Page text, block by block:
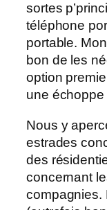
sortes
téléphone
portable.
bon de les
option
une
Nous y
estrades
des
concernant
compagnies.